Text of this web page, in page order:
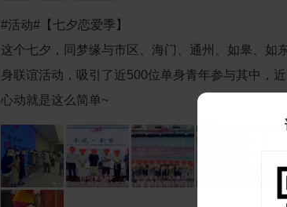
#活动#【七夕恋爱季】
这个七夕，同梦缘与市区、海门、通州、如皋、如
身联谊活动，吸引了近500位单身青年参与其中，近
心动就是这么简单~